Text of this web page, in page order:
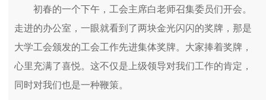
初春的一个下午，工会主席白老师召集委员们开会。
走进的办公室，一眼就看到了两块金光闪闪的奖牌，那是
大学工会颁发的工会工作先进集体奖牌。大家捧着奖牌，
心里充满了喜悦。这不仅是上级领导对我们工作的肯定，
同时对我们也是一种鞭策。